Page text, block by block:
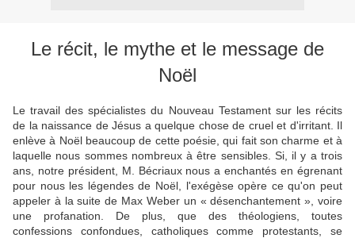
Le récit, le mythe et le message de
Noël
Le travail des spécialistes du Nouveau Testament sur les récits
de la naissance de Jésus a quelque chose de cruel et d'irritant. Il
enlève à Noël beaucoup de cette poésie, qui fait son charme et à
laquelle nous sommes nombreux à être sensibles. Si, il y a trois
ans, notre président, M. Bécriaux nous a enchantés en égrenant
pour nous les légendes de Noël, l'exégèse opère ce qu'on peut
appeler à la suite de Max Weber un « désenchantement », voire
une profanation. De plus, que des théologiens, toutes
confessions confondues, catholiques comme protestants, se